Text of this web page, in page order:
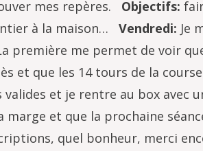
mes repères. Objectifs:
à la maison… Vendredi: Je
première me permet de voir
et que les 14 tours de la
et je rentre au box avec
marge et que la prochaine
quel bonheur, merci